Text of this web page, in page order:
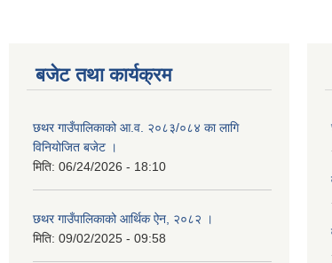
बजेट तथा कार्यक्रम
छथर गाउँपालिकाको आ.व. २०८३/०८४ का लागि
विनियोजित बजेट ।
मिति: 06/24/2026 - 18:10
छथर गाउँपालिकाको आर्थिक ऐन, २०८२ ।
मिति: 09/02/2025 - 09:58